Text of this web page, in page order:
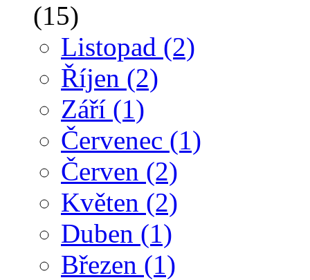
(15)
Listopad (2)
Říjen (2)
Září (1)
Červenec (1)
Červen (2)
Květen (2)
Duben (1)
Březen (1)